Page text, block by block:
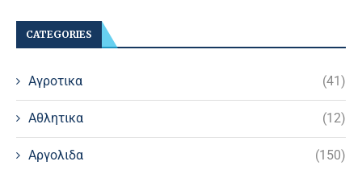
CATEGORIES
Αγροτικα (41)
Αθλητικα (12)
Αργολιδα (150)